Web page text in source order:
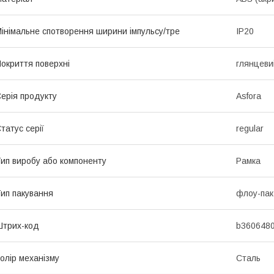
спотворення ширини імпульсу/тре IP20
поверхні
продукту Asfora
серії regular
виробу або компоненту Рамка
пакування флоу-пак
код
механізму Сталь